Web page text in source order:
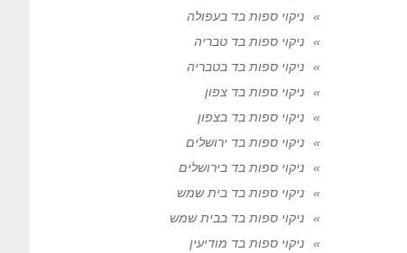
ניקוי ספות בד בעפולה
ניקוי ספות בד טבריה
ניקוי ספות בד בטבריה
ניקוי ספות בד צפון
ניקוי ספות בד בצפון
ניקוי ספות בד ירושלים
ניקוי ספות בד בירושלים
ניקוי ספות בד בית שמש
ניקוי ספות בד בבית שמש
ניקוי ספות בד מודיעין